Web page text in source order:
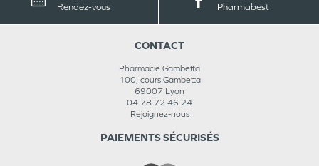
Rendez-vous
Pharmabest
CONTACT
Pharmacie Gambetta
100, cours Gambetta
69007 Lyon
04 78 72 46 24
Rejoignez-nous
PAIEMENTS SÉCURISÉS